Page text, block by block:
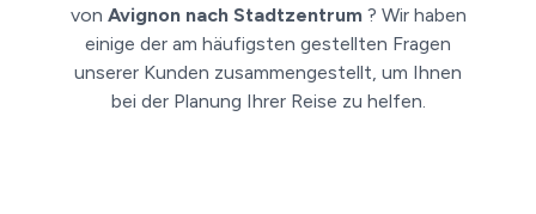
von Avignon nach Stadtzentrum ? Wir haben
einige der am häufigsten gestellten Fragen
unserer Kunden zusammengestellt, um Ihnen
bei der Planung Ihrer Reise zu helfen.